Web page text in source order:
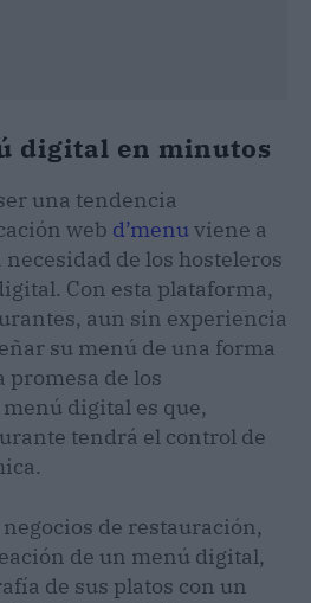
digital en minutos
una tendencia
web d’menuviene a
necesidad de los hosteleros
Con esta plataforma,
aun sin experiencia
su menú de una forma
promesa de los
digital es que,
tendrá el control de
de restauración,
de un menú digital,
de sus platos con un